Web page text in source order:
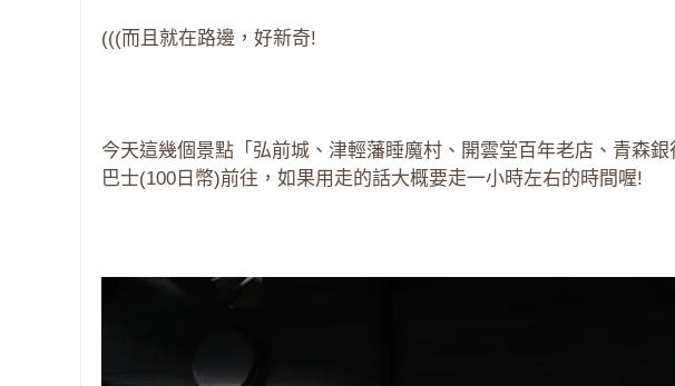
(((而且就在路邊，好新奇!
今天這幾個景點「弘前城、津輕藩睡魔村、開雲堂百年老店、青森
巴士(100日幣)前往，如果用走的話大概要走一小時左右的時間喔!